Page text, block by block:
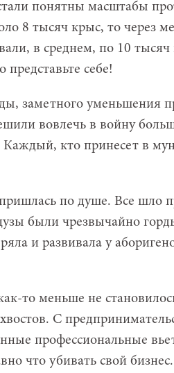
понятны масштабы
8 тысяч крыс, то через
в среднем, по 10
себе!
заметного уменьшения
вовлечь в войну
кто принесет в
по душе. Все шло
были чрезвычайно
и развивала у
то меньше не
С
профессиональные
что убивать свой